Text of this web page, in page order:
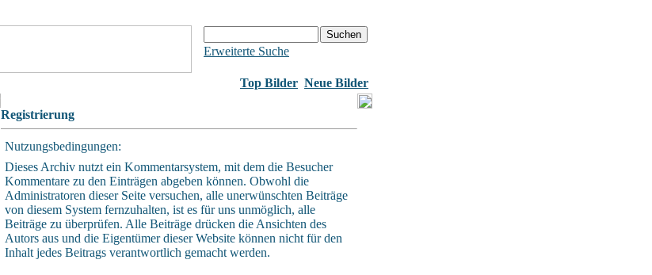
Erweiterte Suche
Top Bilder Neue Bilder
Registrierung
Nutzungsbedingungen:
Dieses Archiv nutzt ein Kommentarsystem, mit dem die Besucher
Kommentare zu den Einträgen abgeben können. Obwohl die
Administratoren dieser Seite versuchen, alle unerwünschten Beiträge
von diesem System fernzuhalten, ist es für uns unmöglich, alle
Beiträge zu überprüfen. Alle Beiträge drücken die Ansichten des
Autors aus und die Eigentümer dieser Website können nicht für den
Inhalt jedes Beitrags verantwortlich gemacht werden.